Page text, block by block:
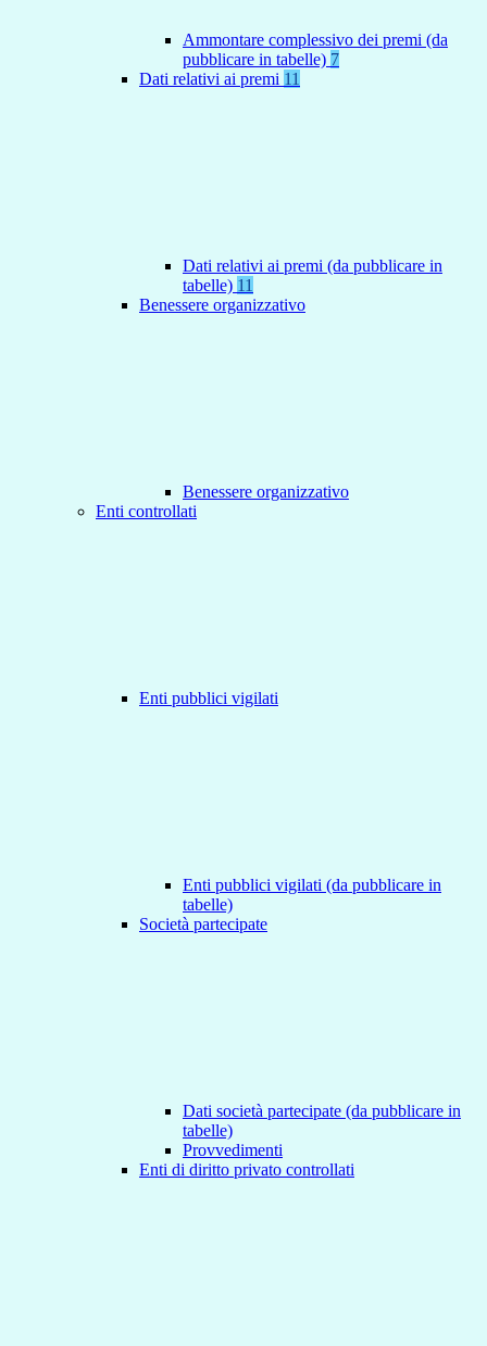
Ammontare complessivo dei premi (da
pubblicare in tabelle) 7
Dati relativi ai premi 11
Dati relativi ai premi (da pubblicare in
tabelle) 11
Benessere organizzativo
Benessere organizzativo
Enti controllati
Enti pubblici vigilati
Enti pubblici vigilati (da pubblicare in
tabelle)
Società partecipate
Dati società partecipate (da pubblicare in
tabelle)
Provvedimenti
Enti di diritto privato controllati